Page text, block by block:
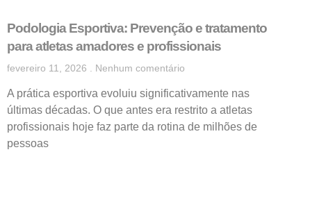
Podologia Esportiva: Prevenção e tratamento
para atletas amadores e profissionais
fevereiro 11, 2026 Nenhum comentário
A prática esportiva evoluiu significativamente nas
últimas décadas. O que antes era restrito a atletas
profissionais hoje faz parte da rotina de milhões de
pessoas